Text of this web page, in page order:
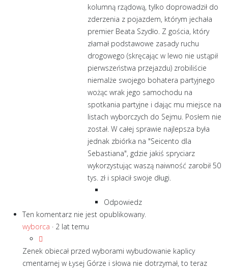
kolumną rządową, tylko doprowadził do
zderzenia z pojazdem, którym jechała
premier Beata Szydło. Z gościa, który
złamał podstawowe zasady ruchu
drogowego (skręcając w lewo nie ustąpił
pierwszeństwa przejazdu) zrobiliście
niemalże swojego bohatera partyjnego
wożąc wrak jego samochodu na
spotkania partyjne i dając mu miejsce na
listach wyborczych do Sejmu. Posłem nie
został. W całej sprawie najlepsza była
jednak zbiórka na "Seicento dla
Sebastiana", gdzie jakiś spryciarz
wykorzystując waszą naiwność zarobił 50
tys. zł i spłacił swoje długi.
Odpowiedz
Ten komentarz nie jest opublikowany.
wyborca · 2 lat temu
Zenek obiecał przed wyborami wybudowanie kaplicy
cmentarnej w Łysej Górze i słowa nie dotrzymał, to teraz